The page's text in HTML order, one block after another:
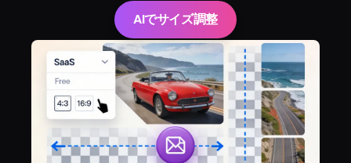
AIでサイズ調整